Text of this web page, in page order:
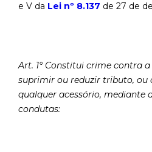
e V da Lei nº 8.137 de 27 de
Art. 1° Constitui crime contra
suprimir ou reduzir tributo, ou
qualquer acessório, mediante
condutas: